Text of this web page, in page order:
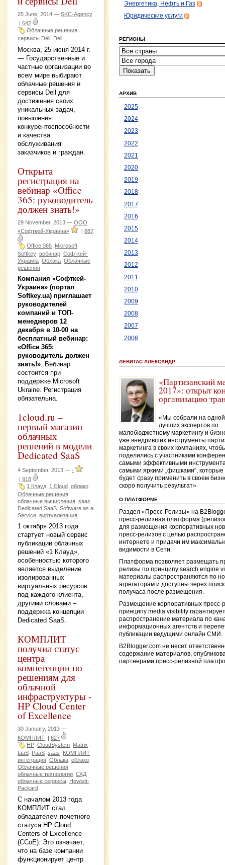
25 June, 2014 — SKC-Agency
642
Облачные решения
сервисы Dell
Dell
Москва, 25 июня 2014 г.
— Государственные и
частные организации во
всем мире выбирают
облачные решения и
сервисы Dell для
достижения своих
уникальных задач,
повышения
конкурентоспособности
и качества
обслуживания
заказчиков и граждан.
Открыта
регистрация на
вебинар «Office
365: руководитель
должен знать!»
29 November, 2013 — ООО
«Софткей-Украина»
| 887
Office 365 Microsoft
Softkey вебинар Софткей-
Украина Облака Облачные
решения
Компания «Софткей-
Украина» (портал
Softkey.ua) приглашает
руководителей
компаний и ТОП-
менеджеров 12
декабря в 10-00 на
бесплатный вебинар:
«Office 365:
руководитель должен
знать!». Вебинар
состоится при
поддержке Microsoft
Ukraine. Регистрация
обязательна.
1cloud.ru –
первый магазин
облачных
решений в модели
Dedicated SaaS
4 September, 2013 — -
| 918
1 Клауд 1 Cloud облако
Облачные решения
облачные вычисления saas
Dedicated SaaS Software as a
Service виртуализация
1 октября 2013 года
стартует новый сервис
публикации облачных
решений «1 Клауд»,
особенностью которого
является выделение
изолированных
виртуальных ресурсов
под каждого клиента,
другими словами –
поддержка концепции
Dedicated SaaS.
КОМПЛИТ
получил статус
центра
компетенции по
решениям для
облачной
инфраструктуры -
HP Cloud Center
of Excellence
30 January, 2013 —
КОМПЛИТ | 627
HP CloudSystem Matrix
IaaS PaaS saas
КОМПЛИТ
интеграция Облака облако
Облачные решения
облачные технологии СХД
облачные сервисы
Hewlett-
Packard
С началом 2013 года
КОМПЛИТ стал
обладателем почетного
статуса HP Cloud
Centers of Excellence
(ССоЕ). Это означает,
что на базе компании
функционирует центр
Энергетика, Нефть и Газ
Юридические услуги
РЕГИОНЫ
АРХИВ
2025
2024
2023
2022
2021
2020
2019
2018
2017
2016
2015
2014
2013
2012
2011
2010
2009
2008
2007
2006
ЛЕВИТАС АЛЕКСАНДР
«Партизанский
2017»: открыт
организацию
«Мы собрали на
лучших экспертов по
малобюджетному маркетингу и
уже внедривших инструменты
маркетинга в своих компаниях,
поделились с участниками
самыми эффективными
самыми яркими „фишками“,
будет сразу применить в своем
скоро получить результат»
О ПЛАТФОРМЕ
Раздел «Пресс-Релизы» на
пресс-релизная платформа
для размещения корпоративных
пресс-релизов с целью
интернете и придачи им
видимости в Сети.
Платформа позволяет размещать
релизы по принципу search engine
материалы распространяются по
агрегаторам и доступны через
получаса после размещения.
Размещение корпоративных пресс-
принципу media visibility гарантирует
распространение материала по
информационных агентств и
публикации ведущими онлайн СМИ.
B2Blogger.com не несет
содержание материалов,
партнерами пресс-релизной